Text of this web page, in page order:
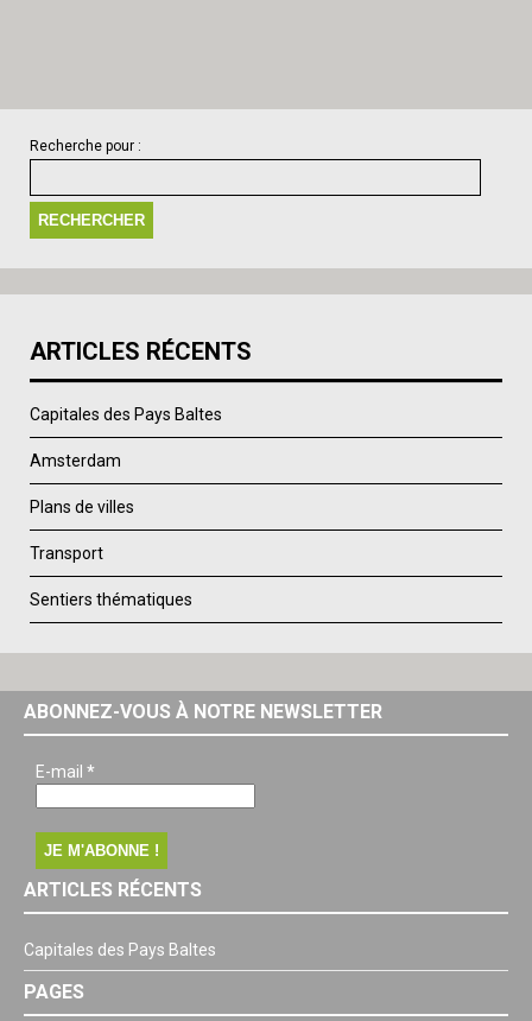
Recherche pour :
ARTICLES RÉCENTS
Capitales des Pays Baltes
Amsterdam
Plans de villes
Transport
Sentiers thématiques
ABONNEZ-VOUS À NOTRE NEWSLETTER
E-mail *
ARTICLES RÉCENTS
Capitales des Pays Baltes
PAGES